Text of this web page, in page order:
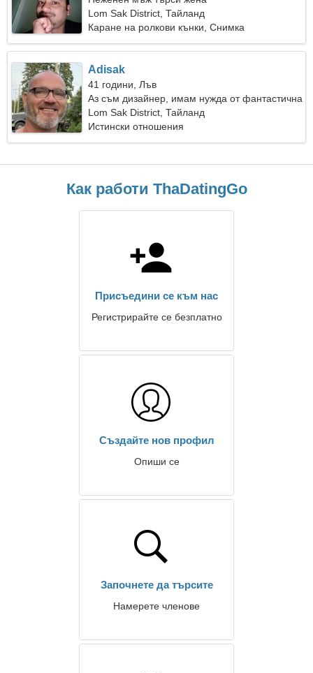
Lom Sak District, Тайланд
Каране на ролкови кънки, Снимка
Adisak
41 години, Лъв
Аз съм дизайнер, имам нужда от фантастична
жена
Lom Sak District, Тайланд
Истински отношения
Как работи ThaDatingGo
Присъедини се към нас
Регистрирайте се безплатно
Създайте нов профил
Опиши се
Започнете да търсите
Намерете членове